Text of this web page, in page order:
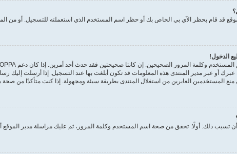
قد قام بحظر الآي بي الخاص بك أو حظر اسم المستخدم الذي استعملته للتسجيل. أو من
الدخول!
أو عبر مدير المنتدى هذه المعلومات قد تكون أبلغت بها عند التسجيل. إذا أرسلت إليك
المستخدمين العابرين من استغلال المنتدى بطريقة سيئة ومجهولة. إذا كنت متأكدًا من صحة
تسبب ذلك: أولًا: تحقق من صحة اسم المستخدم وكلمة المرور، ثم عليك مراسلة مدير